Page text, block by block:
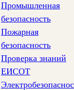
Промышленная
безопасность
Пожарная
безопасность
Проверка знаний
ЕИСОТ